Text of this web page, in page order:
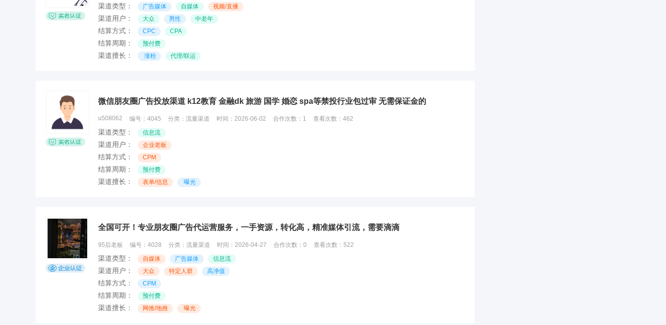
渠道类型： 广告媒体 自媒体 视频/直播
渠道用户： 大众 男性 中老年
结算方式： CPC CPA
结算周期： 预付费
渠道擅长： 涨粉 代理/联运
微信朋友圈广告投放渠道 k12教育 金融dk 旅游 国学 婚恋 spa等禁投行业包过审 无需保证金的
u508062 编号： 4045 分类： 流量渠道 时间： 2026-06-02 合作次数： 1 查看次数： 462
渠道类型： 信息流
渠道用户： 企业老板
结算方式： CPM
结算周期： 预付费
渠道擅长： 表单/信息 曝光
全国可开！专业朋友圈广告代运营服务，一手资源，转化高，精准媒体引流，需要滴滴
95后老板 编号： 4028 分类： 流量渠道 时间： 2026-04-27 合作次数： 0 查看次数： 522
渠道类型： 自媒体 广告媒体 信息流
渠道用户： 大众 特定人群 高净值
结算方式： CPM
结算周期： 预付费
渠道擅长： 网推/地推 曝光